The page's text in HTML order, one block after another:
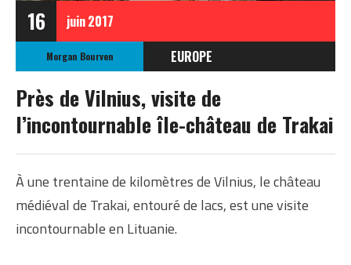
16 juin2017
Morgan Bourven
EUROPE
LITUANIE
Près de Vilnius, visite de
l’incontournable île-château de Trakai
À une trentaine de kilomètres de Vilnius, le château
médiéval de Trakai, entouré de lacs, est une visite
incontournable en Lituanie.